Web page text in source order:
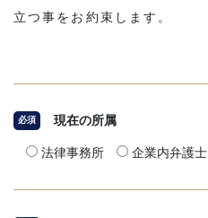
立つ事をお約束します。
必須 現在の所属
法律事務所 企業内弁護士